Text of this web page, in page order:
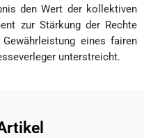
den Wert der kollektiven
zur Stärkung der Rechte
eines fairen
unterstreicht.